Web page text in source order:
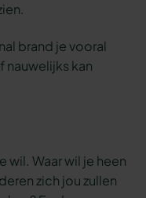
brand je vooral
nauwelijks kan
wil. Waar wil je heen
zich jou zullen